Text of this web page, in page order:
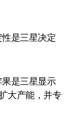
是三星决定
是三星显示
大产能，并专